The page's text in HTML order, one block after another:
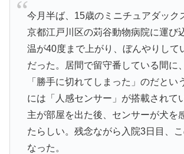
今月半ば、15歳のミニチュアダック
京都江戸川区の苅谷動物病院に運び
温が40度まで上がり、ぼんやりして
だった。居間で留守番している間に
「勝手に切れてしまった」のだとい
には「人感センサー」が搭載されて
主が部屋を出た後、センサーが犬を
たらしい。残念ながら入院3日目、こ
なった。